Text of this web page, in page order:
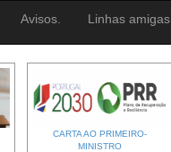
Avisos. Linhas amigas.
CARTA AO PRIMEIRO-
MINISTRO